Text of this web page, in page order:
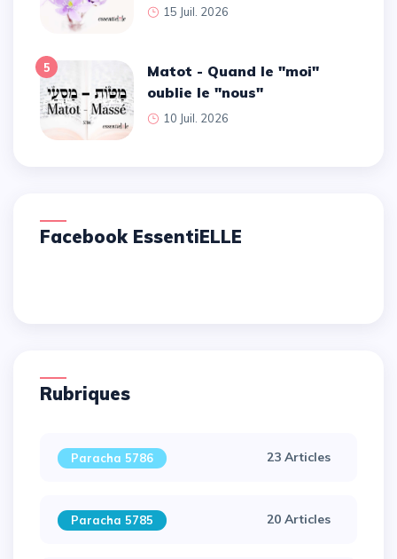
15 Juil. 2026
5
Matot - Quand le ''moi''
oublie le ''nous''
10 Juil. 2026
Facebook EssentiELLE
Rubriques
Paracha 5786 23 Articles
Paracha 5785 20 Articles